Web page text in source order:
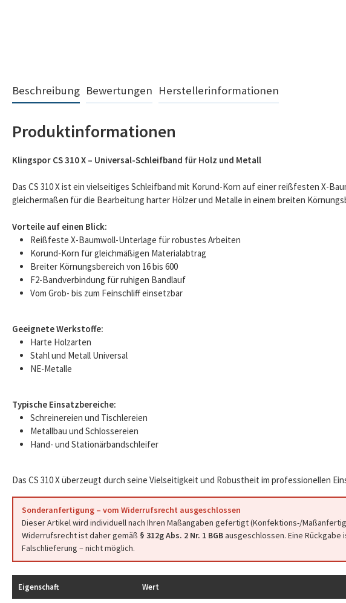
Beschreibung Bewertungen Herstellerinformationen
Produktinformationen
Klingspor CS 310 X – Universal-Schleifband für Holz und Metall
Das CS 310 X ist ein vielseitiges Schleifband mit Korund-Korn auf einer reißfesten X-
gleichermaßen für die Bearbeitung harter Hölzer und Metalle in einem breiten
Vorteile auf einen Blick:
Reißfeste X-Baumwoll-Unterlage für robustes Arbeiten
Korund-Korn für gleichmäßigen Materialabtrag
Breiter Körnungsbereich von 16 bis 600
F2-Bandverbindung für ruhigen Bandlauf
Vom Grob- bis zum Feinschliff einsetzbar
Geeignete Werkstoffe:
Harte Holzarten
Stahl und Metall Universal
NE-Metalle
Typische Einsatzbereiche:
Schreinereien und Tischlereien
Metallbau und Schlossereien
Hand- und Stationärbandschleifer
Das CS 310 X überzeugt durch seine Vielseitigkeit und Robustheit im professionellen
Sonderanfertigung – vom Widerrufsrecht ausgeschlossen
Dieser Artikel wird individuell nach Ihren Maßangaben gefertigt (Konfektions-/
Widerrufsrecht ist daher gemäß § 312g Abs. 2 Nr. 1 BGBausgeschlossen. Eine Rückgabe
Falschlieferung – nicht möglich.
Eigenschaft Wert